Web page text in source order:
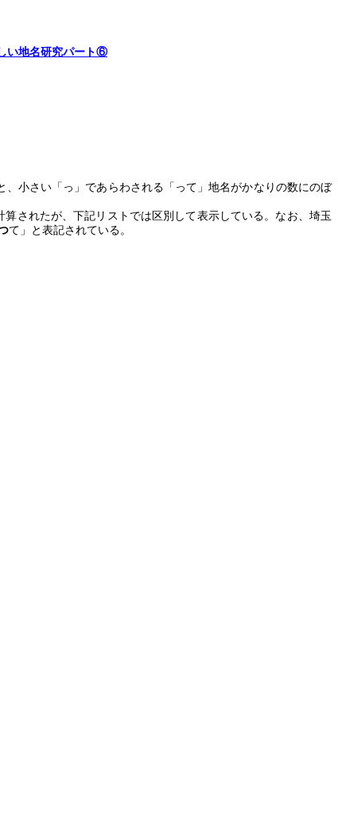
い地名研究パート⑥
小さい「っ」であらわされる「って」地名がかなりの数にのぼ
されたが、下記リストでは区別して表示している。なお、埼玉
て」と表記されている。